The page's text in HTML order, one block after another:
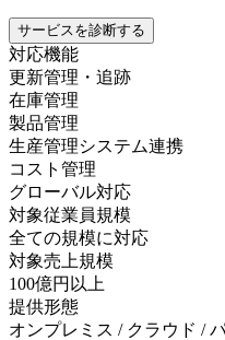
サービスを診断する
対応機能
更新管理・追跡
在庫管理
製品管理
生産管理システム連携
コスト管理
グローバル対応
対象従業員規模
全ての規模に対応
対象売上規模
100億円以上
提供形態
オンプレミス / クラウド /